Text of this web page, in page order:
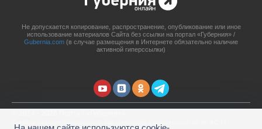
Не допускается копирование, распространение, опубликование или иное
использование материалов Сайта без ссылки на портал «Губерния» /
Gubernia.com (в случае размещения в Интернете обязательно наличие
активной гиперссылки)